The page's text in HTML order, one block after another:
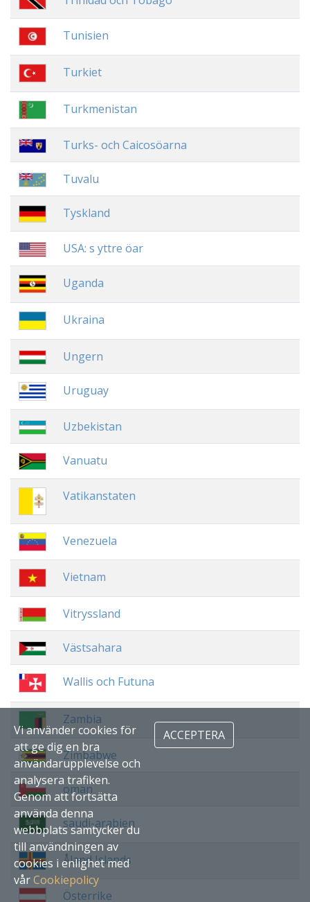
Tunisien
Turkiet
Turkmenistan
Turks- och Caicosöarna
Tuvalu
Tyskland
USA: s yttre öar
Uganda
Ukraina
Ungern
Uruguay
Uzbekistan
Vanuatu
Vatikanstaten
Venezuela
Vietnam
Vitryssland
Västsahara
Wallis och Futuna
Zambia
Zimbabwe
oman
saudi-arabien
Åland Islands
Österrike
Vi använder cookies för
att ge dig en bra
användarupplevelse och
analysera trafiken.
Genom att fortsätta
använda denna
webbplats samtycker du
till användningen av
cookies i enlighet med
vårCookiepolicy
ACCEPTERA